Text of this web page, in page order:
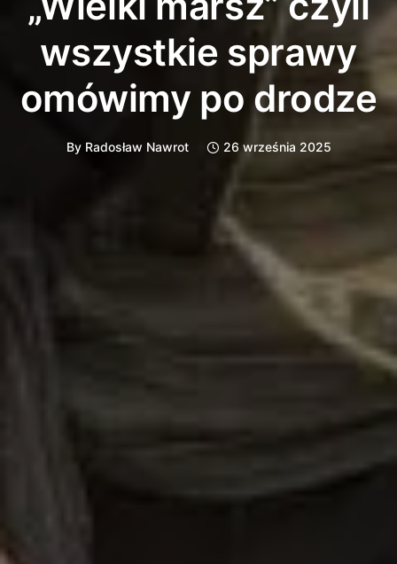
wszystkie sprawy
omówimy po drodze
By Radosław Nawrot 26 września 2025